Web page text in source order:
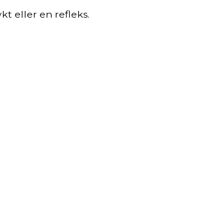
eller en refleks.